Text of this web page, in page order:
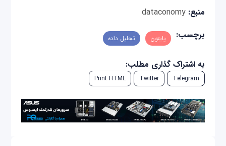
منبع:dataconomy
برچسب:
پایتون تحلیل داده
به اشتراک گذاری مطلب:
Telegram
Twitter
Print HTML